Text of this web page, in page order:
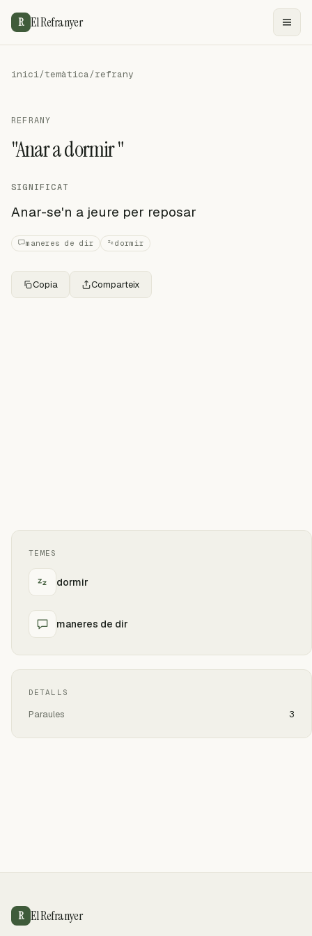
R El Refranyer
inici/temàtica/refrany
REFRANY
"Anar a dormir "
SIGNIFICAT
Anar-se'n a jeure per reposar
maneres de dir dormir
Copia Comparteix
TEMES
dormir
maneres de dir
DETALLS
Paraules 3
R El Refranyer